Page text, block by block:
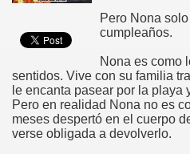
Pero Nona
cumpleaños.
Nona es como
sentidos. Vive con su familia
le encanta pasear por la playa
Pero en realidad Nona no es
meses despertó en el cuerpo
verse obligada a devolverlo.